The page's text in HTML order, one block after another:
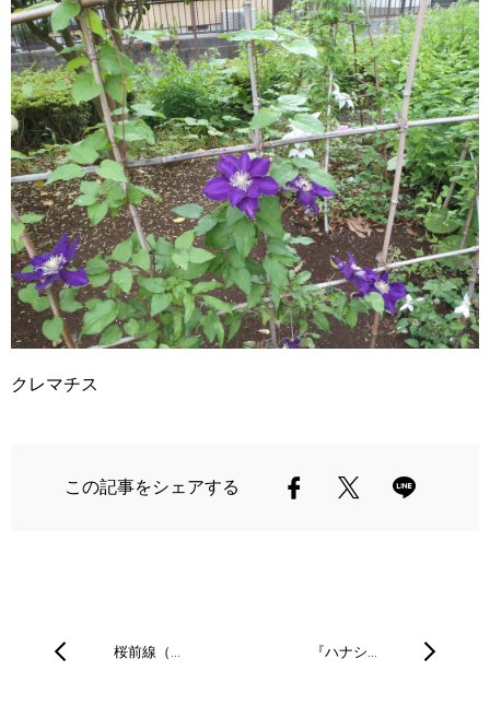
クレマチス
この記事をシェアする
桜前線（… 『ハナシ…